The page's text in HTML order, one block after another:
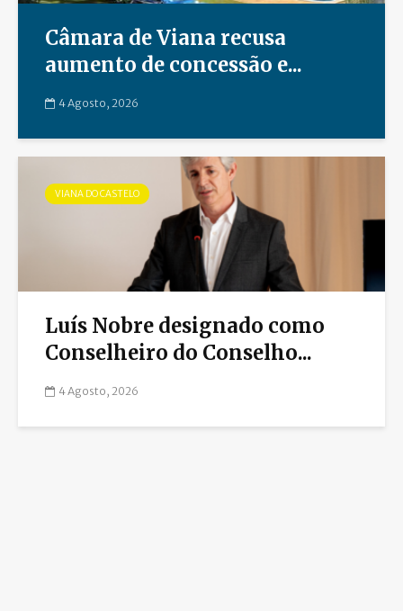
Câmara de Viana recusa
aumento de concessão e...
4 Agosto, 2026
VIANA DO CASTELO
Luís Nobre designado como
Conselheiro do Conselho...
4 Agosto, 2026